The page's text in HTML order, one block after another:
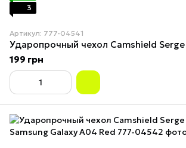
3
Артикул: 777-04541
199 грн